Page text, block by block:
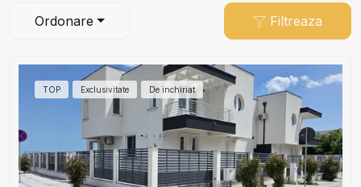
Ordonare Filtreaza
TOP Exclusivitate De inchiriat